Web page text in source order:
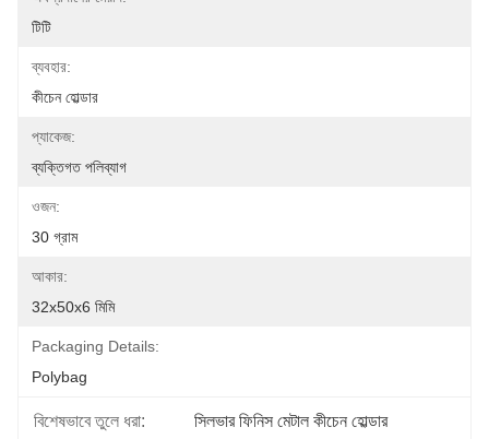
টিটি
ব্যবহার:
কীচেন হোল্ডার
প্যাকেজ:
ব্যক্তিগত পলিব্যাগ
ওজন:
30 গ্রাম
আকার:
32x50x6 মিমি
Packaging Details:
Polybag
বিশেষভাবে তুলে ধরা: সিলভার ফিনিস মেটাল কীচেন হোল্ডার